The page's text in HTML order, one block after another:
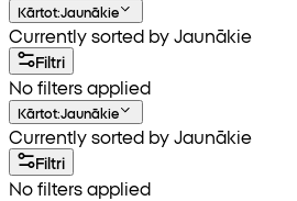
Kārtot:Jaunākie
Currently sorted by Jaunākie
Filtri
No filters applied
Kārtot:Jaunākie
Currently sorted by Jaunākie
Filtri
No filters applied